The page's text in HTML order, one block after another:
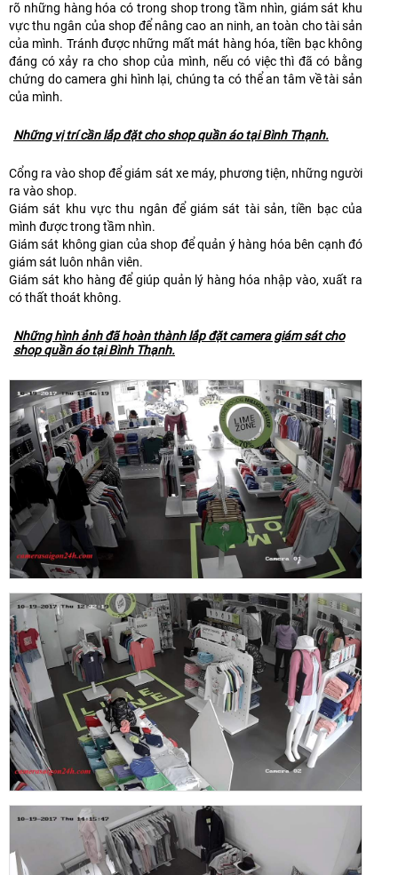
rõ những hàng hóa có trong shop trong tầm nhìn, giám sát khu
vực thu ngân của shop để nâng cao an ninh, an toàn cho tài sản
của mình. Tránh được những mất mát hàng hóa, tiền bạc không
đáng có xảy ra cho shop của mình, nếu có việc thì đã có bằng
chứng do camera ghi hình lại, chúng ta có thể an tâm về tài sản
của mình.
Những vị trí cần lắp đặt cho shop quần áo tại Bình Thạnh.
Cổng ra vào shop để giám sát xe máy, phương tiện, những người
ra vào shop.
Giám sát khu vực thu ngân để giám sát tài sản, tiền bạc của
mình được trong tầm nhìn.
Giám sát không gian của shop để quản ý hàng hóa bên cạnh đó
giám sát luôn nhân viên.
Giám sát kho hàng để giúp quản lý hàng hóa nhập vào, xuất ra
có thất thoát không.
Những hình ảnh đã hoàn thành lắp đặt camera giám sát cho
shop quần áo tại Bình Thạnh.